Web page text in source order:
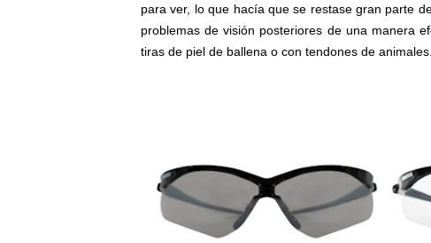
para ver, lo que hacía que se restase gran parte
problemas de visión posteriores de una manera
tiras de piel de ballena o con tendones de animales.